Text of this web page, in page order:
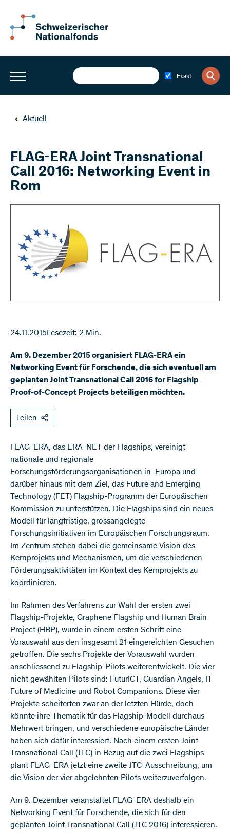
Exakt
Aktuell
FLAG-ERA Joint Transnational
Call 2016: Networking Event in
Rom
24.11.2015Lesezeit: 2 Min.
Am 9. Dezember 2015 organisiert FLAG-ERA ein
Networking Event für Forschende, die sich eventuell am
geplanten Joint Transnational Call 2016 for Flagship
Proof-of-Concept Projects beteiligen möchten.
Teilen
​FLAG-ERA, das ERA-NET der Flagships, vereinigt
nationale und regionale
Forschungsförderungsorganisationen in Europa und
darüber hinaus mit dem Ziel, das Future and Emerging
Technology (FET) Flagship-Programm der Europäischen
Kommission zu unterstützen. Die Flagships sind ein neues
Modell für langfristige, grossangelegte
Forschungsinitiativen im Europäischen Forschungsraum.
Im Zentrum stehen dabei die gemeinsame Vision des
Kernprojekts und Mechanismen, um die verschiedenen
Förderungsaktivitäten im Kontext des Kernprojekts zu
koordinieren.
Im Rahmen des Verfahrens zur Wahl der ersten zwei
Flagship-Projekte, Graphene Flagship und Human Brain
Project (HBP), wurde in einem ersten Schritt eine
Vorauswahl aus den insgesamt 21 eingereichten Gesuchen
getroffen. Die sechs Projekte der Vorauswahl wurden
anschliessend zu Flagship-Pilots weiterentwickelt. Die vier
nicht gewählten Pilots sind: FuturICT, Guardian Angels, IT
Future of Medicine und Robot Companions. Diese vier
Projekte scheiterten zwar an der letzten Hürde, doch
könnte ihre Thematik für das Flagship-Modell durchaus
Mehrwert bringen, und verschiedene europäische Länder
haben sich dafür interessiert. Nach einem ersten Joint
Transnational Call (JTC) in Bezug auf die zwei Flagships
plant FLAG-ERA jetzt eine zweite JTC-Ausschreibung, um
die Vision der vier abgelehnten Pilots weiterzuverfolgen.
Am 9. Dezember veranstaltet FLAG-ERA deshalb ein
Networking Event für Forschende, die sich für den
geplanten Joint Transnational Call (JTC 2016) interessieren.